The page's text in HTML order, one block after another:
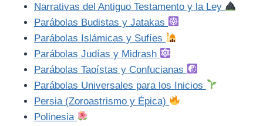
Narrativas del Antiguo Testamento y la Ley
Parábolas Budistas y Jatakas
Parábolas Islámicas y Sufíes
Parábolas Judías y Midrash
Parábolas Taoístas y Confucianas
Parábolas Universales para los Inicios
Persia (Zoroastrismo y Épica)
Polinesia